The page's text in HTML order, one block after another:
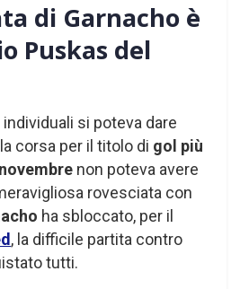
di Garnacho è
Puskas del
si poteva dare
corsa per il titolo di gol più
non poteva avere
rovesciata con
ha sbloccato, per il
, la difficile partita contro
tutti.